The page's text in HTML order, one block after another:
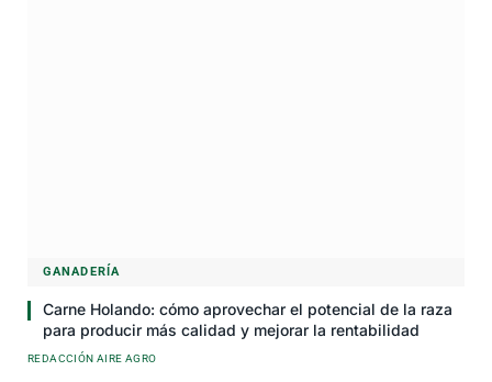
GANADERÍA
Carne Holando: cómo aprovechar el potencial de la raza
para producir más calidad y mejorar la rentabilidad
REDACCIÓN AIRE AGRO